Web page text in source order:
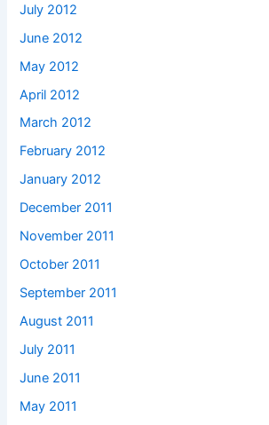
July 2012
June 2012
May 2012
April 2012
March 2012
February 2012
January 2012
December 2011
November 2011
October 2011
September 2011
August 2011
July 2011
June 2011
May 2011